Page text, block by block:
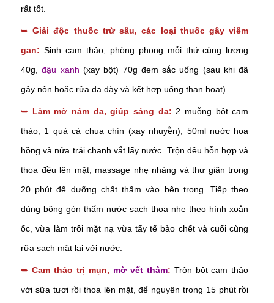
rất tốt.
➥Giải độc thuốc trừ sâu, các loại thuốc gây viêm
gan: Sinh cam thảo, phòng phong mỗi thứ cùng lượng
40g,đậu xanh (xay bột) 70g đem sắc uống (sau khi đã
gây nôn hoặc rửa dạ dày và kết hợp uống than hoạt).
➥ Làm mờ nám da, giúp sáng da: 2 muỗng bột cam
thảo, 1 quả cà chua chín (xay nhuyễn), 50ml nước hoa
hồng và nửa trái chanh vắt lấy nước. Trộn đều hỗn hợp và
thoa đều lên mặt, massage nhẹ nhàng và thư giãn trong
20 phút để dưỡng chất thấm vào bên trong. Tiếp theo
dùng bông gòn thấm nước sạch thoa nhẹ theo hình xoắn
ốc, vừa làm trôi mặt nạ vừa tẩy tế bào chết và cuối cùng
rữa sạch mặt lại với nước.
➥ Cam thảo trị mụn, mờ vết thâm: Trộn bột cam thảo
với sữa tươi rồi thoa lên mặt, để nguyên trong 15 phút rồi